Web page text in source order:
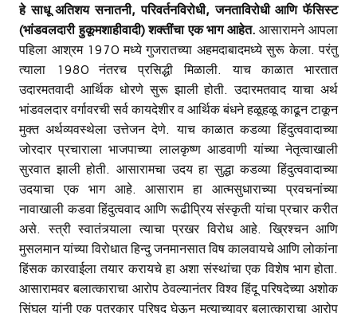
हे साधू अतिशय सनातनी, परिवर्तनविरोधी, जनताविरोधी आणि फॅसिस्ट
(भांडवलदारी हुकूमशाहीवादी) शक्तींचा एक भाग आहेत. आसारामने आपला
पहिला आश्रम 1970 मध्ये गुजरातच्या अहमदाबादमध्ये सुरू केला. परंतु
त्याला 1980 नंतरच प्रसिद्धी मिळाली. याच काळात भारतात
उदारमतवादी आर्थिक धोरणे सुरू झाली होती. उदारमतवाद याचा अर्थ
भांडवलदार वर्गावरची सर्व कायदेशीर व आर्थिक बंधने हळूहळू काढून टाकून
मुक्त अर्थव्यवस्थेला उत्तेजन देणे. याच काळात कडव्या हिंदुत्ववादाच्या
जोरदार प्रचाराला भाजपाच्या लालकृष्ण आडवाणी यांच्या नेतृत्वाखाली
सुरवात झाली होती. आसारामचा उदय हा सुद्धा कडव्या हिंदुत्ववादाच्या
उदयाचा एक भाग आहे. आसाराम हा आत्मसुधाराच्या प्रवचनांच्या
नावाखाली कडवा हिंदुत्ववाद आणि रूढीप्रिय संस्कृती यांचा प्रचार करीत
असे. स्त्री स्वातंत्र्याला त्याचा प्रखर विरोध आहे. ख्रिश्चन आणि
मुसलमान यांच्या विरोधात हिन्दु जनमानसात विष कालवायचे आणि लोकांना
हिंसक कारवाईला तयार करायचे हा अशा संस्थांचा एक विशेष भाग होता.
आसारामवर बलात्काराचा आरोप ठेवल्यानंतर विश्व हिंदू परिषदेच्या अशोक
सिंघल यांनी एक पत्रकार परिषद घेऊन मत्याच्यावर बलात्काराचा आरोप